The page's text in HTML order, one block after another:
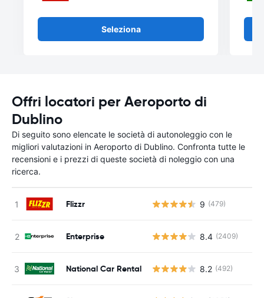
Seleziona
Offri locatori per Aeroporto di
Dublino
Di seguito sono elencate le società di autonoleggio con le
migliori valutazioni in Aeroporto di Dublino. Confronta tutte le
recensioni e i prezzi di queste società di noleggio con una
ricerca.
Flizzr 9 (479)
Enterprise 8.4 (2409)
National Car Rental 8.2 (492)